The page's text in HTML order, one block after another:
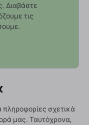
Διαβάστε
τις
πληροφορίες σχετικά
μας. Ταυτόχρονα,